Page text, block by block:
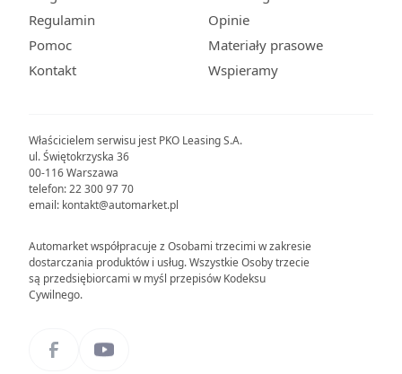
Właścicielem serwisu jest PKO Leasing S.A.
ul. Świętokrzyska 36
00-116 Warszawa
telefon: 22 300 97 70
email: kontakt@automarket.pl
Automarket współpracuje z Osobami trzecimi w zakresie
dostarczania produktów i usług. Wszystkie Osoby trzecie
są przedsiębiorcami w myśl przepisów Kodeksu
Cywilnego.
Regulamin
Pomoc
Kontakt
Opinie
Materiały prasowe
Wspieramy